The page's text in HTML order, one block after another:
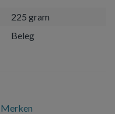
225 gram
Beleg
Merken